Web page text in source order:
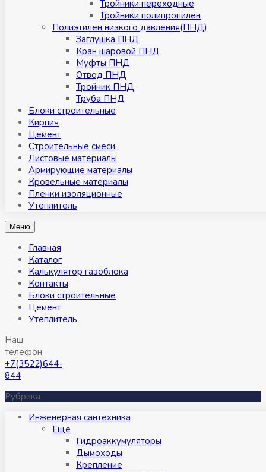
Тройники переходные
Тройники полипропилен
Полиэтилен низкого давления(ПНД)
Заглушка ПНД
Кран шаровой ПНД
Муфты ПНД
Отвод ПНД
Тройник ПНД
Труба ПНД
Блоки строительные
Кирпич
Цемент
Строительные смеси
Листовые материалы
Армирующие материалы
Кровельные материалы
Пленки изоляционные
Утеплитель
Меню
Главная
Каталог
Калькулятор газоблока
Контакты
Блоки строительные
Цемент
Утеплитель
Наш
телефон
+7(3522)644-
844
Рубрика
Инженерная сантехника
Eще
Гидроаккумуляторы
Дымоходы
Крепление